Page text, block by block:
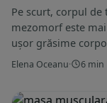
Pe scurt, corpul
mezomorf este
ușor grăsime
Elena Oceanu· 6 min